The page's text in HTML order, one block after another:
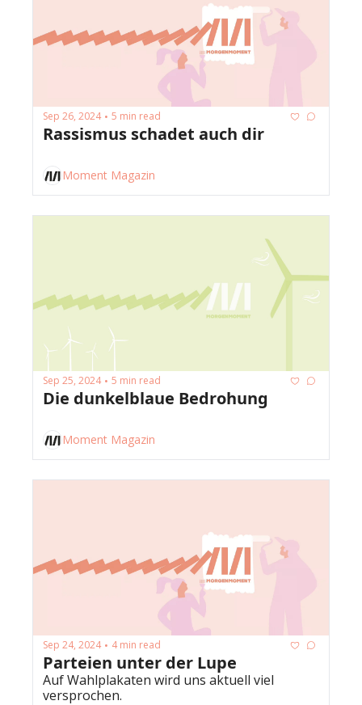
Sep 26, 2024 • 5 min read
Rassismus schadet auch dir
Moment Magazin
Sep 25, 2024 • 5 min read
Die dunkelblaue Bedrohung
Moment Magazin
Sep 24, 2024 • 4 min read
Auf Wahlplakaten wird uns aktuell viel
versprochen.